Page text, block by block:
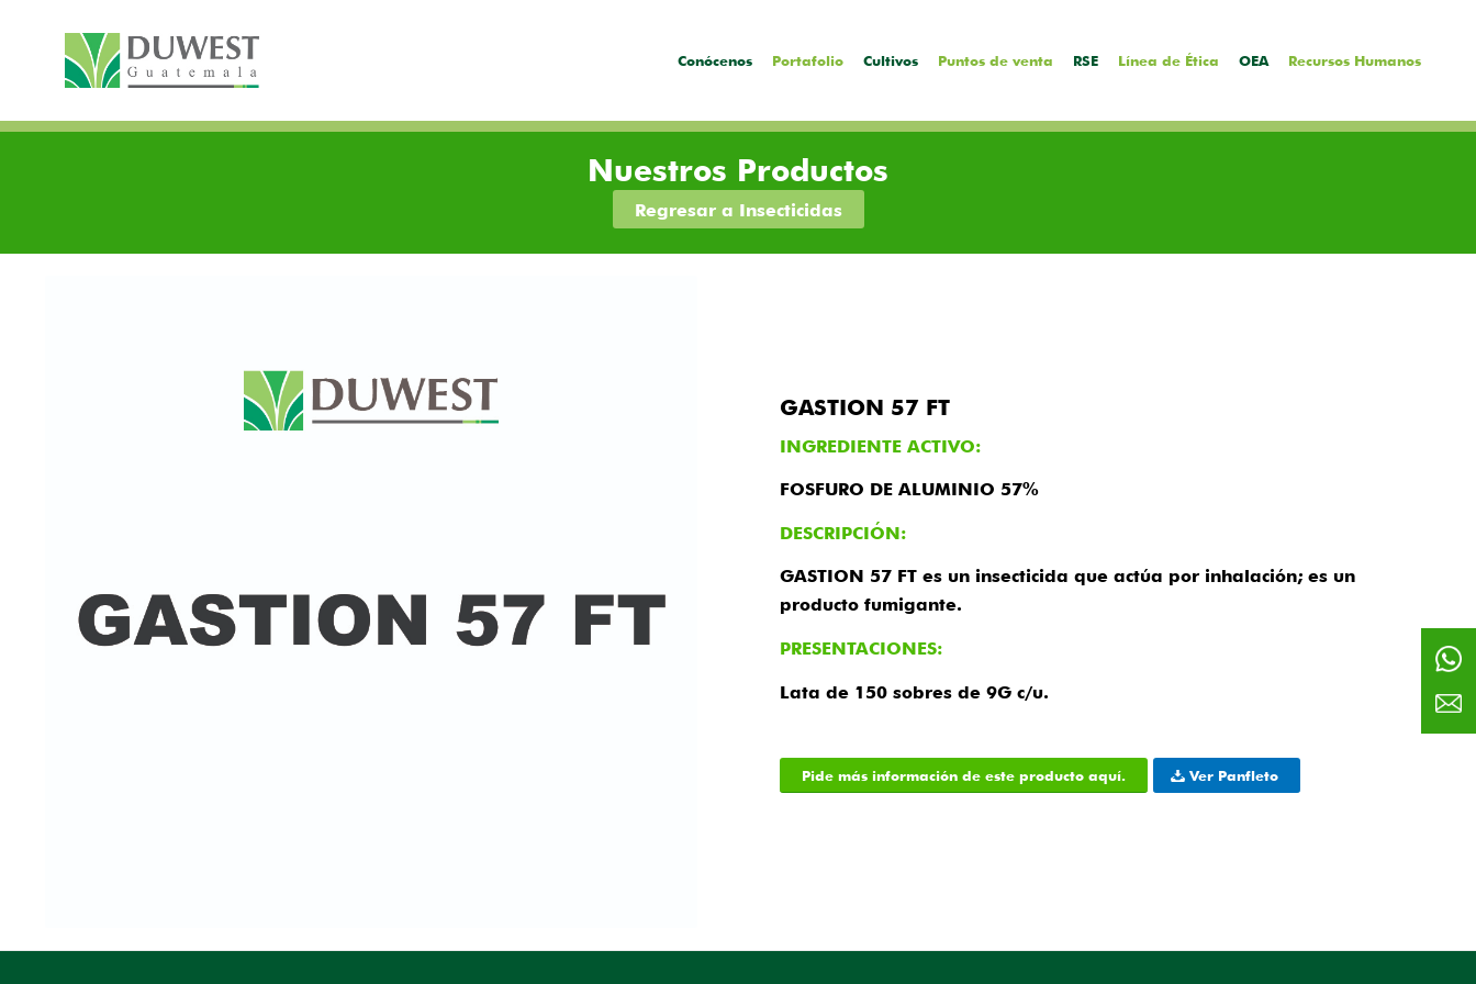
Conócenos Portafolio Cultivos Puntos de venta RSE Línea de Ética OEA Recursos Humanos
Nuestros Productos
Regresar a Insecticidas
GASTION 57 FT
INGREDIENTE ACTIVO:
FOSFURO DE ALUMINIO 57%
DESCRIPCIÓN:
GASTION 57 FT es un insecticida que actúa por inhalación; es un
producto fumigante.
PRESENTACIONES:
Lata de 150 sobres de 9G c/u.
Pide más información de este producto aquí. Ver Panfleto